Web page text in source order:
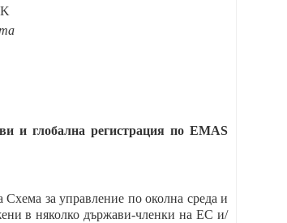
и глобална регистрация по EMAS
Схема за управление по околна среда и
в няколко държави-членки на ЕС и/